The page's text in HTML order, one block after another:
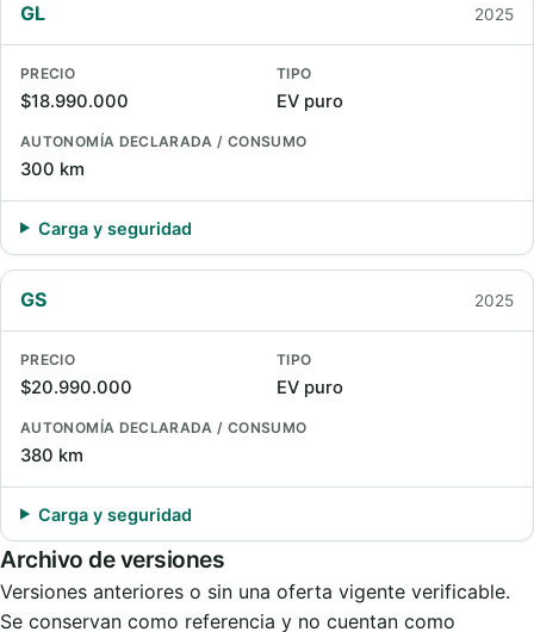
GL
2025
PRECIO
$18.990.000
TIPO
EV puro
AUTONOMÍA DECLARADA / CONSUMO
300 km
Carga y seguridad
GS 2025
PRECIO
$20.990.000
TIPO
EV puro
AUTONOMÍA DECLARADA / CONSUMO
380 km
Carga y seguridad
Archivo de versiones
Versiones anteriores o sin una oferta vigente verificable.
Se conservan como referencia y no cuentan como